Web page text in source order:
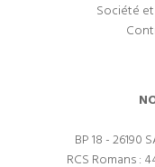
Société
BP 18 - 26190
RCS Romans :